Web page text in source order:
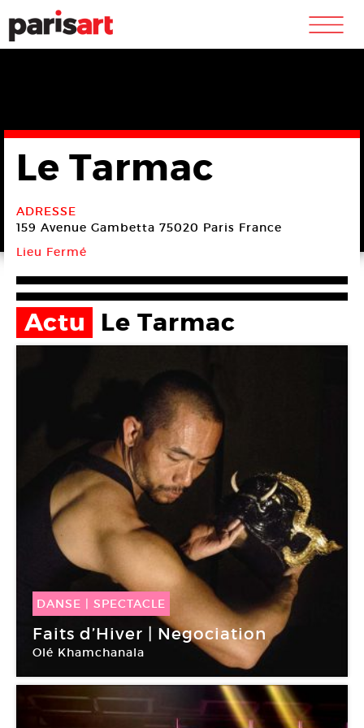
m
Le Tarmac
ADRESSE
159 Avenue Gambetta 75020 Paris France
Lieu Fermé
Actu Le Tarmac
DANSE | SPECTACLE
06 Fév -16 Fév 2018
Faits d’Hiver | Negociation
Olé Khamchanala